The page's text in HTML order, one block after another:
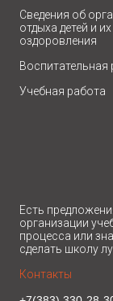
Сведения об
отдыха детей и их
оздоровления
Воспитательная
Учебная работа
Есть
организации
процесса или
сделать школу
Контакты